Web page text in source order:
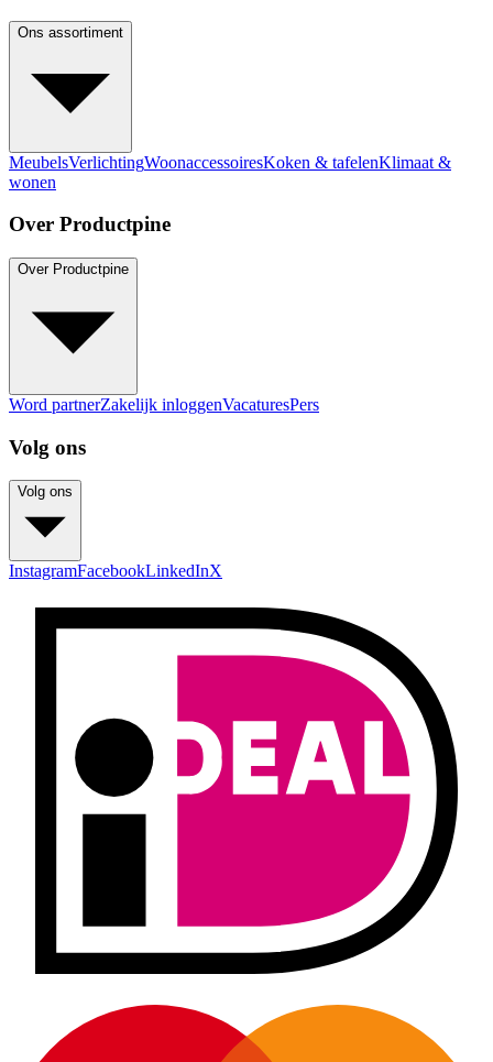
Ons assortiment
MeubelsVerlichtingWoonaccessoiresKoken & tafelenKlimaat &
wonen
Over Productpine
Over Productpine
Word partnerZakelijk inloggenVacaturesPers
Volg ons
Volg ons
InstagramFacebookLinkedInX